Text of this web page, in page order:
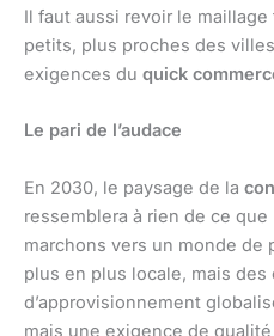
Il faut aussi revoir le
petits, plus proches des
exigences du quick
Le pari de l’audace
En 2030, le paysage de la
ressemblera à rien de ce
marchons vers un monde de
plus en plus locale, mais des
d’approvisionnement
mais une exigence de